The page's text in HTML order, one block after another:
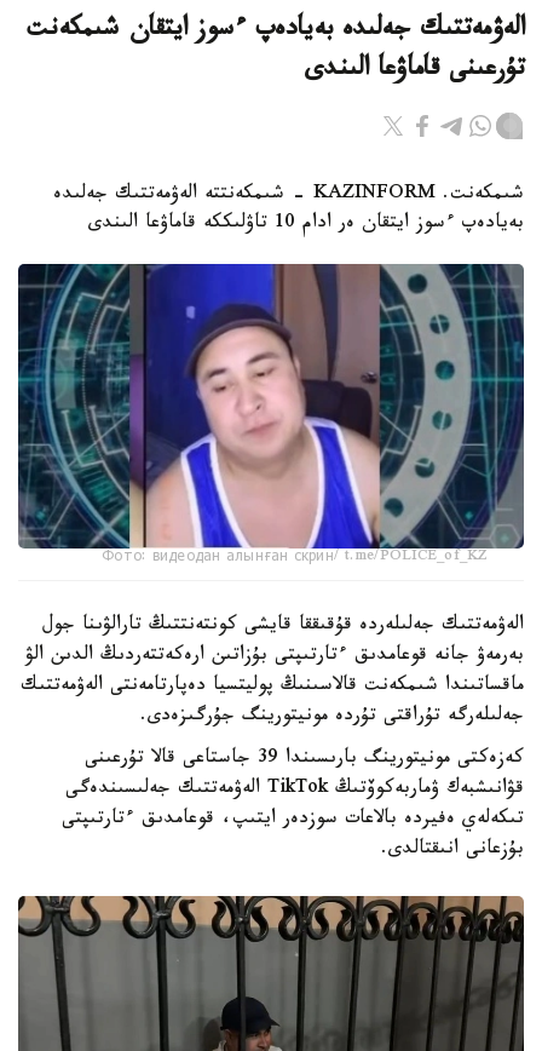
الەۋمەتتىك جەلىدە بەيادەپ ءسوز ايتقان شىمكەنت
تۇرعىنى قاماۋعا الىندى
شىمكەنت. KAZINFORM - شىمكەنتتە الەۋمەتتىك جەلىدە
بەيادەپ ءسوز ايتقان ەر ادام 10 تاۋلىككە قاماۋعا الىندى
Фото: видеодан алынған скрин/ t.me/POLICE_of_KZ
الەۋمەتتىك جەلىلەردە قۇقىققا قايشى كونتەنتتىڭ تارالۋىنا جول
بەرمەۋ جانە قوعامدىق ءتارتىپتى بۇزاتىن ارەكەتتەردىڭ الدىن الۋ
ماقساتىندا شىمكەنت قالاسىنىڭ پوليتسيا دەپارتامەنتى الەۋمەتتىك
جەلىلەرگە تۇراقتى تۇردە مونيتورينگ جۇرگىزەدى.
كەزەكتى مونيتورينگ بارىسىندا 39 جاستاعى قالا تۇرعىنى
قۋانىشبەك ۋماربەكوۆتىڭ TikTok الەۋمەتتىك جەلىسىندەگى
تىكەلەي ەفيردە بالاعات سوزدەر ايتىپ، قوعامدىق ءتارتىپتى
بۇزعانى انىقتالدى.